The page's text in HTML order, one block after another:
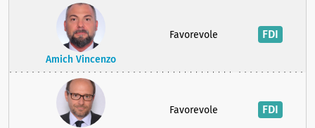
Amich Vincenzo
Favorevole FDI
Favorevole FDI